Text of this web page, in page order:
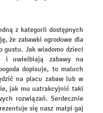
z kategorii dostępnych
że zabawki ogrodowe dla
gustu. Jak wiadomo dzieci
i uwielbiają zabawy na
dopisuje, to maluch
na placu zabaw lub w
jak mu uatrakcyjnić taki
rozwiązań. Serdecznie
się nasz małpi gaj